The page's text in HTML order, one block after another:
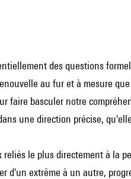
des questions
au fur et à mesure
faire basculer notre
une direction précise,
le plus directement à la
d'un extrême à un autre,